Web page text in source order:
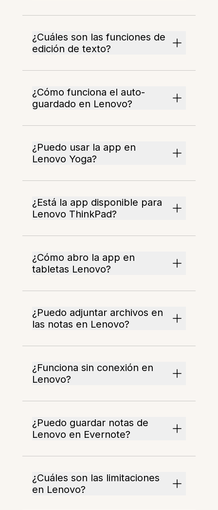
¿Cuáles son las funciones de
edición de texto?
¿Cómo funciona el auto-
guardado en Lenovo?
¿Puedo usar la app en
Lenovo Yoga?
¿Está la app disponible para
Lenovo ThinkPad?
¿Cómo abro la app en
tabletas Lenovo?
¿Puedo adjuntar archivos en
las notas en Lenovo?
¿Funciona sin conexión en
Lenovo?
¿Puedo guardar notas de
Lenovo en Evernote?
¿Cuáles son las limitaciones
en Lenovo?